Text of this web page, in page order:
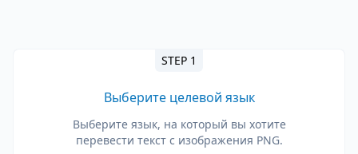
STEP 1
Выберите целевой язык
Выберите язык, на который вы хотите
перевести текст с изображения PNG.